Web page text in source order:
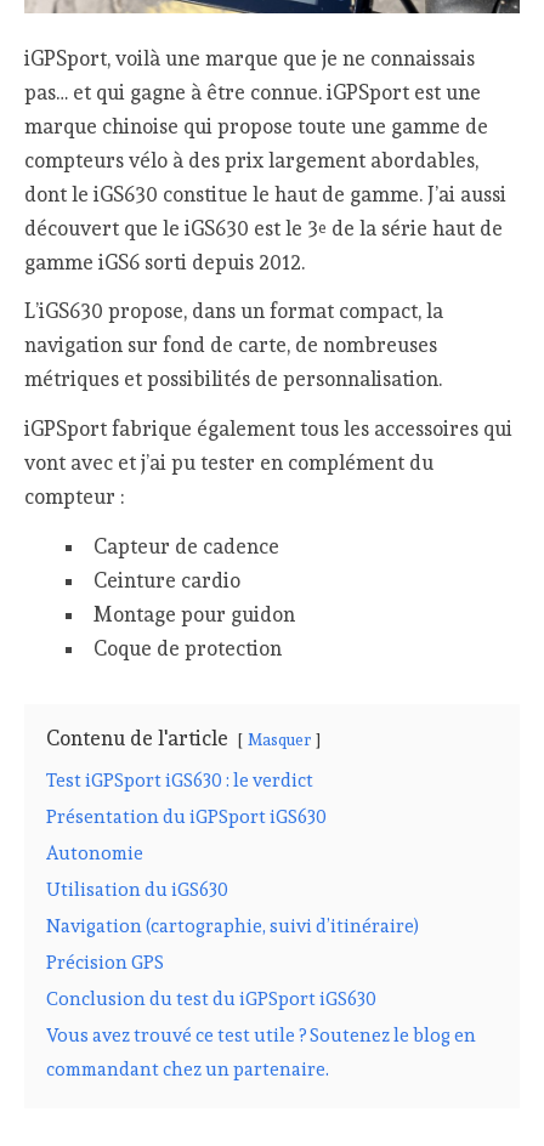
iGPSport, voilà une marque que je ne connaissais
pas… et qui gagne à être connue. iGPSport est une
marque chinoise qui propose toute une gamme de
compteurs vélo à des prix largement abordables,
dont le iGS630 constitue le haut de gamme. J’ai aussi
découvert que le iGS630 est le 3e de la série haut de
gamme iGS6 sorti depuis 2012.
L’iGS630 propose, dans un format compact, la
navigation sur fond de carte, de nombreuses
métriques et possibilités de personnalisation.
iGPSport fabrique également tous les accessoires qui
vont avec et j’ai pu tester en complément du
compteur :
Capteur de cadence
Ceinture cardio
Montage pour guidon
Coque de protection
Contenu de l'article Masquer
Test iGPSport iGS630 : le verdict
Présentation du iGPSport iGS630
Autonomie
Utilisation du iGS630
Navigation (cartographie, suivi d’itinéraire)
Précision GPS
Conclusion du test du iGPSport iGS630
Vous avez trouvé ce test utile ? Soutenez le blog en
commandant chez un partenaire.